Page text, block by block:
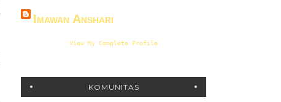
Imawan Anshari
View My Complete Profile
KOMUNITAS